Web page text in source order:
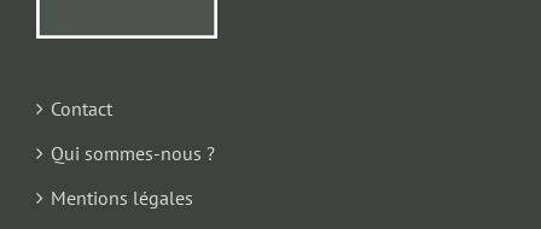
Contact
Qui sommes-nous ?
Mentions légales